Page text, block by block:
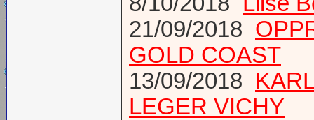
21/09/2018
GOLD COAST
13/09/2018
LEGER VICHY